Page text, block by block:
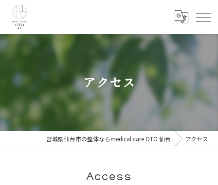
アクセス
宮城県仙台市の整体ならmedical care OTO 仙台 アクセス
Access